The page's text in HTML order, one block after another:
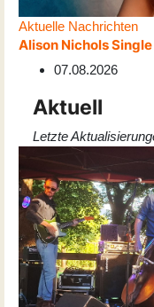
Aktuelle Nachrichten
Alison Nichols
07.08.2026
Aktuell
Letzte